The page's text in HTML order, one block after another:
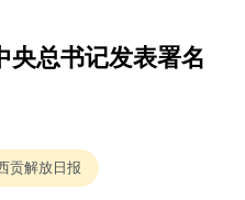
央总书记发表署名
贡解放日报